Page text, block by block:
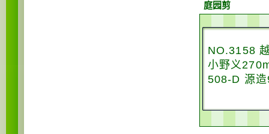
庭园剪
NO.3158
小野义
508-D 源